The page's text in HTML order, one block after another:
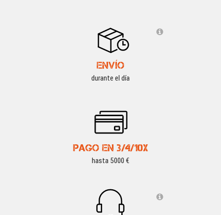
ENVÍO
durante el día
PAGO EN 3/4/10X
hasta 5000 €